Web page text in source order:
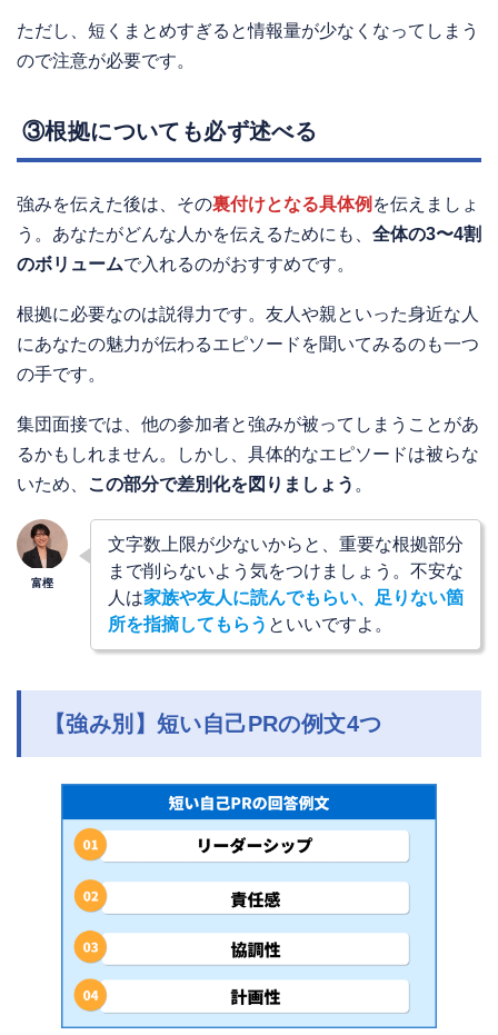
ただし、短くまとめすぎると情報量が少なくなってしまう
ので注意が必要です。
③根拠についても必ず述べる
強みを伝えた後は、その裏付けとなる具体例 を伝えましょ
う。あなたがどんな人かを伝えるためにも、 全体の3〜4割
のボリュームで入れるのがおすすめです。
根拠に必要なのは説得力です。友人や親といった身近な人
にあなたの魅力が伝わるエピソードを聞いてみるのも一つ
の手です。
集団面接では、他の参加者と強みが被ってしまうことがあ
るかもしれません。しかし、具体的なエピソードは被らな
いため、
この部分で差別化を図りましょう 。
文字数上限が少ないからと、重要な根拠部分
まで削らないよう気をつけましょう。不安な
人は家族や友人に読んでもらい、足りない箇
所を指摘してもらう といいですよ。
【強み別】短い自己PRの例文4つ